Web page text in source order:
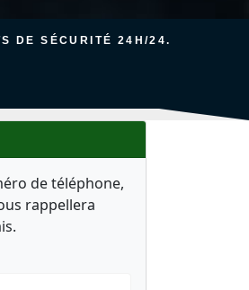
DE SÉCURITÉ 24H/24.
de téléphone,
rappellera